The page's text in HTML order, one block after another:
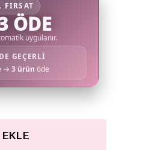
FIRSAT
ÖDE
uygulanır.
GEÇERLİ
→3 ürün öde